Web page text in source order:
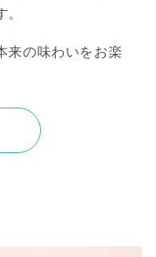
来の味わいをお楽